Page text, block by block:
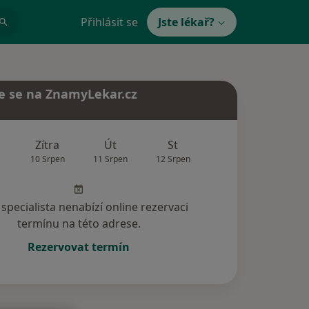
Přihlásit se Jste lékař?
se na ZnamyLekar.cz
Zítra
10 Srpen
Út
11 Srpen
St
12 Srpen
nenabízí online rezervaci
termínu na této adrese.
Rezervovat termín